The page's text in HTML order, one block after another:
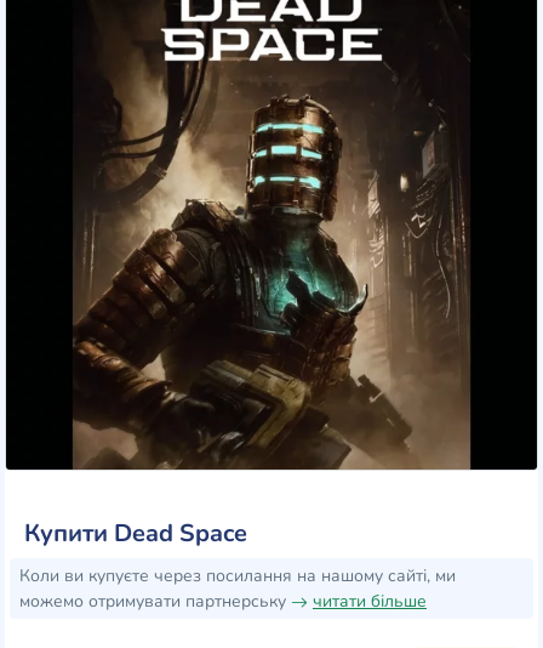
Купити Dead Space
Коли ви купуєте через посилання на нашому сайті, ми
можемо отримувати партнерську
читати більше